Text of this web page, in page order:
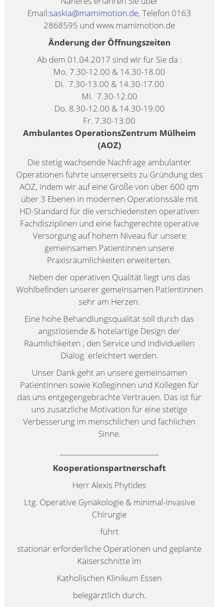
Email:saskia@mamimotion.de, Telefon 0163
2868595 und www.mamimotion.de
Änderung der Öffnungszeiten
Ab dem 01.04.2017 sind wir für Sie da :
Mo. 7.30-12.00 & 14.30-18.00
Di. 7.30-13.00 & 14.30-17.00
Mi. 7.30-12.00
Do. 8.30-12.00 & 14.30-19.00
Fr. 7.30-13.00
Ambulantes OperationsZentrum Mülheim
(AOZ)
Die stetig wachsende Nachfrage ambulanter
Operationen führte unsererseits zu Gründung des
AOZ, indem wir auf eine Größe von über 600 qm
über 3 Ebenen in modernen Operationssäle mit
HD-Standard für die verschiedensten operativen
Fachdisziplinen und eine fachgerechte operative
Versorgung auf hohem Niveau für unsere
gemeinsamen Patientinnen unsere
Praxisräumlichkeiten erweiterten.
Neben der operativen Qualität liegt uns das
Wohlbefinden unserer gemeinsamen Patientinnen
sehr am Herzen.
Eine hohe Behandlungsqualität soll durch das
angstlösende & hotelartige Design der
Räumlichkeiten , den Service und individuellen
Dialog erleichtert werden.
Unser Dank geht an unsere gemeinsamen
Patientinnen sowie Kolleginnen und Kollegen für
das uns entgegengebrachte Vertrauen. Das ist für
uns zusätzliche Motivation für eine stetige
Verbesserung im menschlichen und fachlichen
Sinne.
Kooperationspartnerschaft
Herr Alexis Phytides
Ltg. Operative Gynäkologie & minimal-invasive
Chirurgie
führt
stationär erforderliche Operationen und geplante
Kaiserschnitte im
Katholischen Klinikum Essen
belegärztlich durch.